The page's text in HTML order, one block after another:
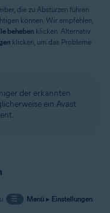
die zu Abstürzen führen
können. Wir empfehlen,
beheben klicken. Alternativ
klicken, um das Probleme
der erkannten
ein Avast
☰ Menü▸ Einstellungen.